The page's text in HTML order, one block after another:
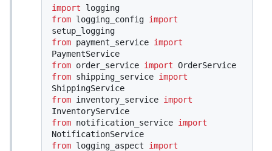
import
from logging_config import
from payment_service import
from order_service import
from shipping_service import
from inventory_service import
from notification_service import
from logging_aspect import